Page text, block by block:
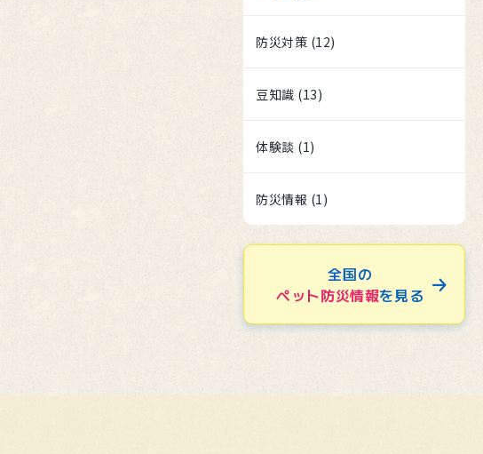
防災対策 (12)
豆知識 (13)
体験談 (1)
防災情報 (1)
全国の
ペット防災情報を見る